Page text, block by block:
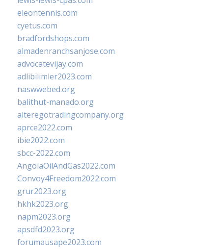
eleontennis.com
cyetus.com
bradfordshops.com
almadenranchsanjose.com
advocatevijay.com
adlibilimler2023.com
naswwebed.org
balithut-manado.org
alteregotradingcompany.org
aprce2022.com
ibie2022.com
sbcc-2022.com
AngolaOilAndGas2022.com
Convoy4Freedom2022.com
grur2023.org
hkhk2023.org
napm2023.org
apsdfd2023.org
forumausape2023.com